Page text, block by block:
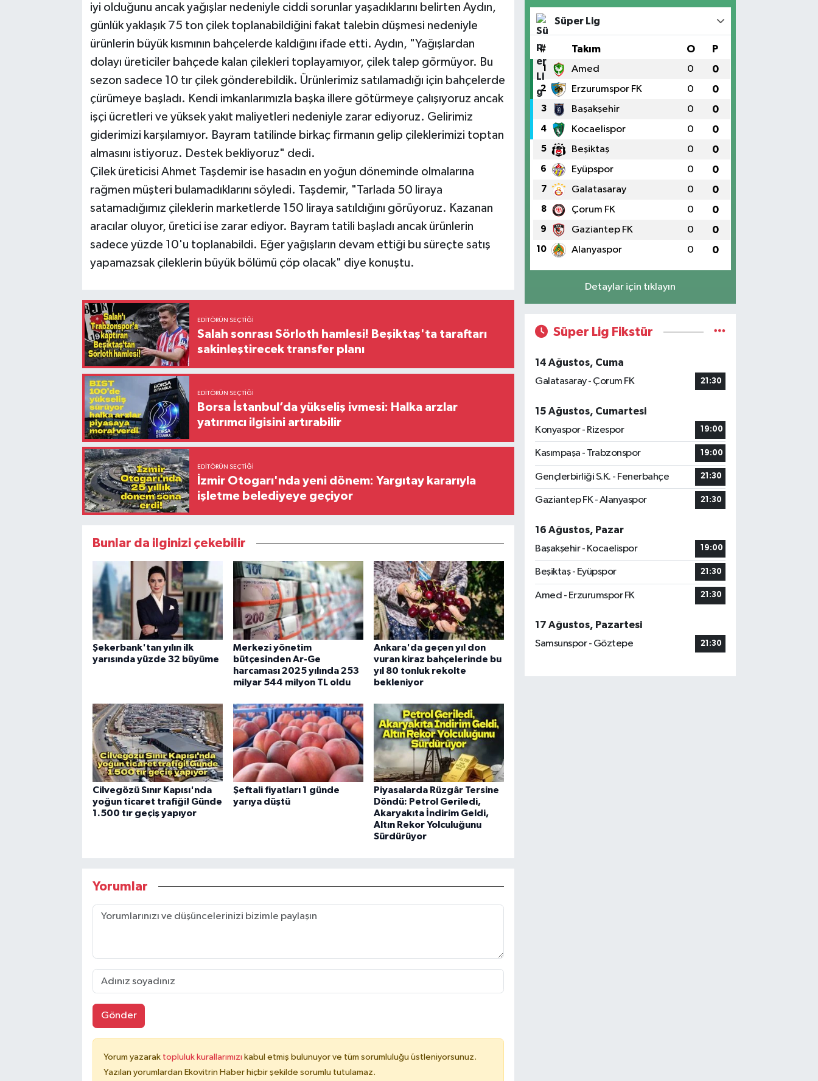
iyi olduğunu ancak yağışlar nedeniyle ciddi sorunlar yaşadıklarını belirten Aydın,
günlük yaklaşık 75 ton çilek toplanabildiğini fakat talebin düşmesi nedeniyle
ürünlerin büyük kısmının bahçelerde kaldığını ifade etti. Aydın, "Yağışlardan
dolayı üreticiler bahçede kalan çilekleri toplayamıyor, çilek talep görmüyor. Bu
sezon sadece 10 tır çilek gönderebildik. Ürünlerimiz satılamadığı için bahçelerde
çürümeye başladı. Kendi imkanlarımızla başka illere götürmeye çalışıyoruz ancak
işçi ücretleri ve yüksek yakıt maliyetleri nedeniyle zarar ediyoruz. Gelirimiz
giderimizi karşılamıyor. Bayram tatilinde birkaç firmanın gelip çileklerimizi toptan
almasını istiyoruz. Destek bekliyoruz" dedi.
Çilek üreticisi Ahmet Taşdemir ise hasadın en yoğun döneminde olmalarına
rağmen müşteri bulamadıklarını söyledi. Taşdemir, "Tarlada 50 liraya
satamadığımız çileklerin marketlerde 150 liraya satıldığını görüyoruz. Kazanan
aracılar oluyor, üretici ise zarar ediyor. Bayram tatili başladı ancak ürünlerin
sadece yüzde 10'u toplanabildi. Eğer yağışların devam ettiği bu süreçte satış
yapamazsak çileklerin büyük bölümü çöp olacak" diye konuştu.
EDITÖRÜN SEÇTIĞI
Salah sonrası Sörloth hamlesi! Beşiktaş'ta taraftarı
sakinleştirecek transfer planı
EDITÖRÜN SEÇTIĞI
Borsa İstanbul’da yükseliş ivmesi: Halka arzlar
yatırımcı ilgisini artırabilir
EDITÖRÜN SEÇTIĞI
İzmir Otogarı'nda yeni dönem: Yargıtay kararıyla
işletme belediyeye geçiyor
Bunlar da ilginizi çekebilir
Şekerbank'tan yılın ilk
yarısında yüzde 32 büyüme
Merkezi yönetim
bütçesinden Ar-Ge
harcaması 2025 yılında 253
milyar 544 milyon TL oldu
Ankara'da geçen yıl don
vuran kiraz bahçelerinde bu
yıl 80 tonluk rekolte
bekleniyor
Cilvegözü Sınır Kapısı'nda
yoğun ticaret trafiği! Günde
1.500 tır geçiş yapıyor
Şeftali fiyatları 1 günde
yarıya düştü
Piyasalarda Rüzgâr Tersine
Döndü: Petrol Geriledi,
Akaryakıta İndirim Geldi,
Altın Rekor Yolculuğunu
Sürdürüyor
Yorumlar
Gönder
Yorum yazarak topluluk kurallarımızı kabul etmiş bulunuyor ve tüm sorumluluğu üstleniyorsunuz.
Yazılan yorumlardan Ekovitrin Haber hiçbir şekilde sorumlu tutulamaz.
Süper Lig
# Takım O P
1 Amed 0 0
2 Erzurumspor FK 0 0
3 Başakşehir 0 0
4 Kocaelispor 0 0
5 Beşiktaş 0 0
6 Eyüpspor 0 0
7 Galatasaray 0 0
8 Çorum FK 0 0
9 Gaziantep FK 0 0
10 Alanyaspor 0 0
Detaylar için tıklayın
Süper Lig Fikstür
14 Ağustos, Cuma
Galatasaray - Çorum FK
21:30
15 Ağustos, Cumartesi
Konyaspor - Rizespor
19:00
Kasımpaşa - Trabzonspor 19:00
Gençlerbirliği S.K. - Fenerbahçe 21:30
Gaziantep FK - Alanyaspor 21:30
16 Ağustos, Pazar
Başakşehir - Kocaelispor
19:00
Beşiktaş - Eyüpspor 21:30
Amed - Erzurumspor FK 21:30
17 Ağustos, Pazartesi
Samsunspor - Göztepe
21:30